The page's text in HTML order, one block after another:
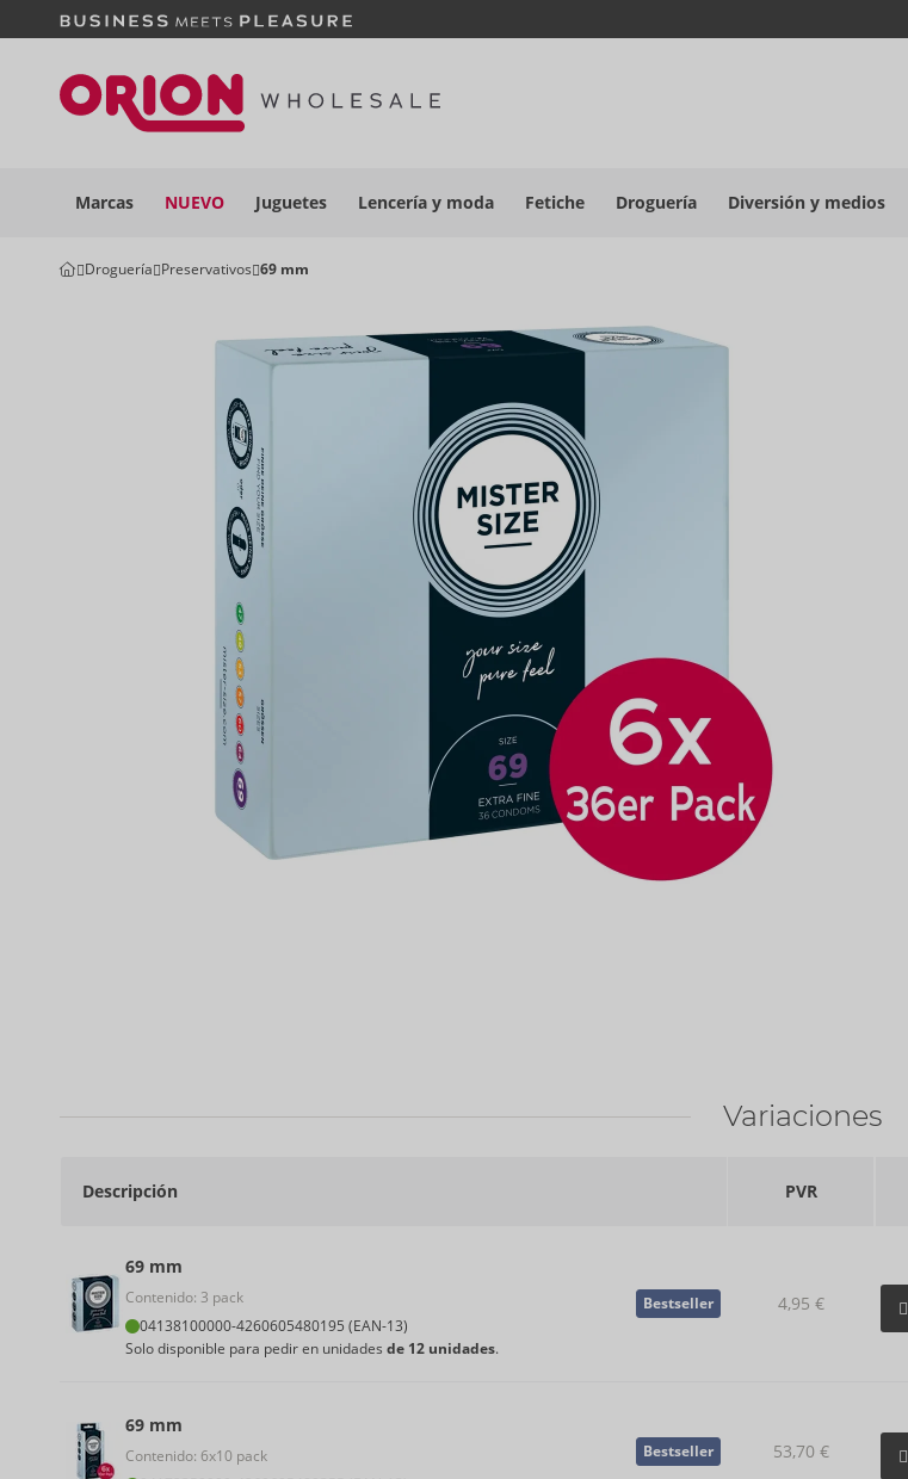
Marcas NUEVO Juguetes Lencería y moda Fetiche Droguería Diversión y medios
Droguería Preservativos 69 mm
Variaciones
Descripción PVR
69 mm
Contenido: 3 pack
04138100000-4260605480195 (EAN-13)
Solo disponible para pedir en unidades de 12 unidades.
Bestseller 4,95 €
69 mm
Contenido: 6x10 pack
Bestseller 53,70 €